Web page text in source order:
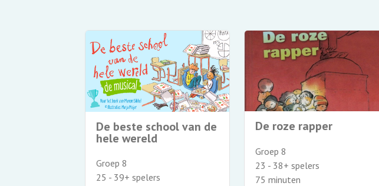
De beste school van de
hele wereld
Groep 8
25 - 39+ spelers
De roze rapper
Groep 8
23 - 38+ spelers
75 minuten